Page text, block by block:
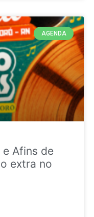
AGENDA
e Afins de
extra no